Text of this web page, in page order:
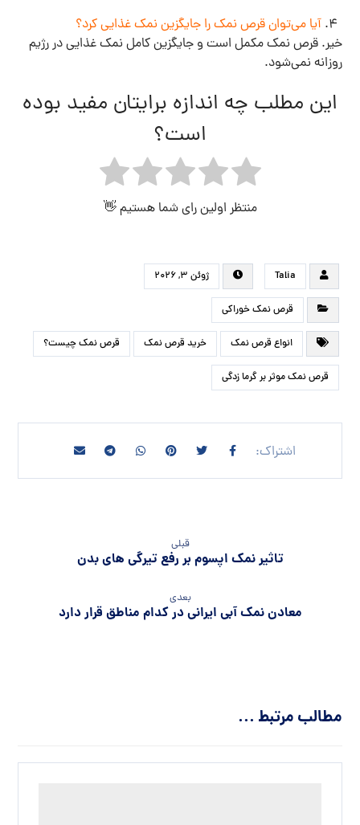
آیا می‌توان قرص نمک را جایگزین نمک غذایی کرد؟
خیر. قرص نمک مکمل است و جایگزین کامل نمک غذایی در رژیم
روزانه نمی‌شود.
این مطلب چه اندازه برایتان مفید بوده
است؟
منتظر اولین رای شما هستیم 👋
Talia ژوئن ۳, ۲۰۲۶
قرص نمک خوراکی
انواع قرص نمک خرید قرص نمک قرص نمک چیست؟
قرص نمک موثر بر گرما زدگی
قبلی
تاثیر نمک اپسوم بر رفع تیرگی های بدن
بعدی
معادن نمک آبی ایرانی در کدام مناطق قرار دارد
مطالب مرتبط ...